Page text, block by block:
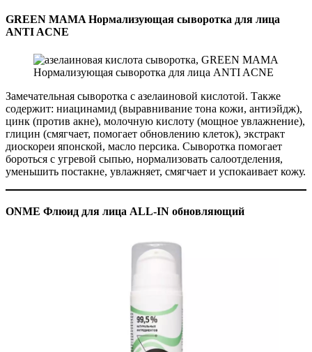
GREEN MAMA Нормализующая сыворотка для лица
ANTI ACNE
Замечательная сыворотка с азелаиновой кислотой. Также
содержит: ниацинамид (выравнивание тона кожи, антиэйдж),
цинк (против акне), молочную кислоту (мощное увлажнение),
глицин (смягчает, помогает обновлению клеток), экстракт
диоскореи японской, масло персика. Сыворотка помогает
бороться с угревой сыпью, нормализовать салоотделения,
уменьшить постакне, увлажняет, смягчает и успокаивает кожу.
ONME Флюид для лица ALL-IN обновляющий